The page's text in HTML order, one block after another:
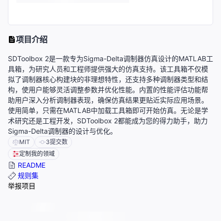
项目介绍
SDToolbox 2是一款专为Sigma-Delta调制器仿真设计的MATLAB工
具箱，为研究人员和工程师提供强大的仿真支持。该工具箱不仅模
拟了调制器核心构建块的非理想特性，还支持多种调制器类型和结
构，使用户能够灵活调整参数并优化性能。内置的性能评估功能帮
助用户深入分析调制器表现，确保仿真结果更贴近实际应用场景。
使用简单，只需在MATLAB中加载工具箱即可开始仿真。无论是学
术研究还是工程开发，SDToolbox 2都能成为您的得力助手，助力
Sigma-Delta调制器的设计与优化。
MIT 3提交数
定制我的领域
README
规则集
举报项目